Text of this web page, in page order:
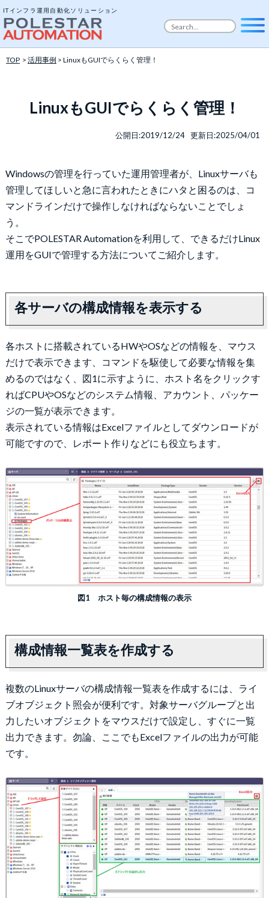
ITインフラ運用自動化ソリューション
TOP > 活用事例 > LinuxもGUIでらくらく管理！
LinuxもGUIでらくらく管理！
公開日:2019/12/24 更新日:2025/04/01
Windowsの管理を行っていた運用管理者が、Linuxサーバも
管理してほしいと急に言われたときにハタと困るのは、コ
マンドラインだけで操作しなければならないことでしょ
う。
そこでPOLESTAR Automationを利用して、できるだけLinux
運用をGUIで管理する方法についてご紹介します。
各サーバの構成情報を表示する
各ホストに搭載されているHWやOSなどの情報を、マウス
だけで表示できます、コマンドを駆使して必要な情報を集
めるのではなく、図1に示すように、ホスト名をクリックす
ればCPUやOSなどのシステム情報、アカウント、パッケー
ジの一覧が表示できます。
表示されている情報はExcelファイルとしてダウンロードが
可能ですので、レポート作りなどにも役立ちます。
図1 ホスト毎の構成情報の表示
構成情報一覧表を作成する
複数のLinuxサーバの構成情報一覧表を作成するには、ライ
ブオブジェクト照会が便利です。対象サーバグループと出
力したいオブジェクトをマウスだけで設定し、すぐに一覧
出力できます。勿論、ここでもExcelファイルの出力が可能
です。